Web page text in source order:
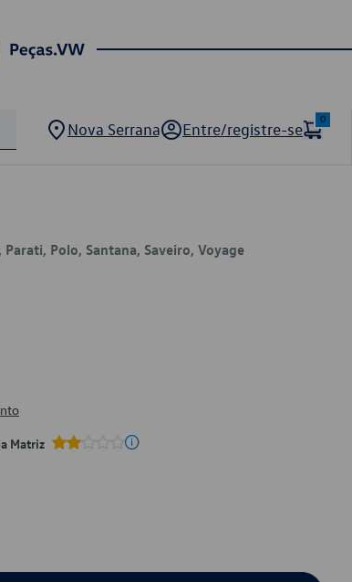
Nova Serrana Entre/registre-se
0
Polo, Santana, Saveiro, Voyage
Matriz